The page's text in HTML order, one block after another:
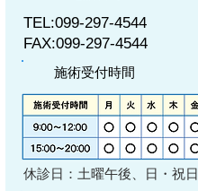
TEL:099-297-4544
FAX:099-297-4544
施術受付時間
休診日：土曜午後、日・祝日